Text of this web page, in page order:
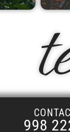
998